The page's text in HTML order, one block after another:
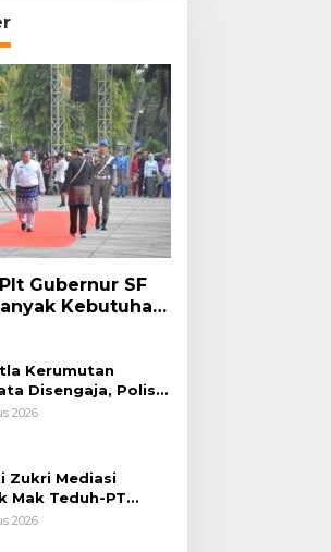
Gubernur SF
Kebutuhan
Kerumutan
Disengaja, Polisi
Pelaku Pembakar
2026
Zukri Mediasi
Mak Teduh-PT
Ini Hasilnya
2026